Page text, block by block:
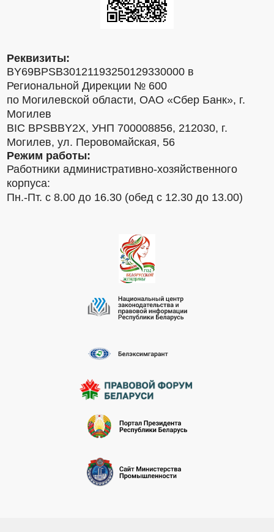
Реквизиты:
BY69BPSB30121193250129330000 в
Региональной Дирекции № 600
по Могилевской области, ОАО «Сбер Банк», г.
Могилев
BIC BPSBBY2X, УНП 700008856, 212030, г.
Могилев, ул. Перовомайская, 56
Режим работы:
Работники административно-хозяйственного
корпуса:
Пн.-Пт. с 8.00 до 16.30 (обед с 12.30 до 13.00)